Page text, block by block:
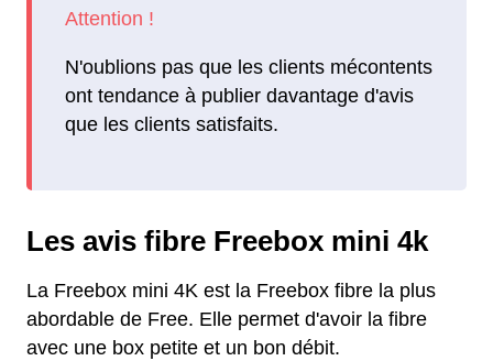
N'oublions pas que les clients mécontents
ont tendance à publier davantage d'avis
que les clients satisfaits.
Les avis fibre Freebox mini 4k
La Freebox mini 4K est la Freebox fibre la plus
abordable de Free. Elle permet d'avoir la fibre
avec une box petite et un bon débit.